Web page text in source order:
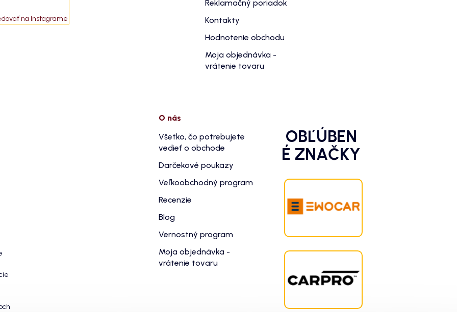
na Instagrame
Reklamačný poriadok
Kontakty
Hodnotenie obchodu
Moja objednávka -
vrátenie tovaru
O nás
Všetko, čo potrebujete
vedieť o obchode
Darčekové poukazy
Veľkoobchodný program
Recenzie
Blog
Vernostný program
Moja objednávka -
vrátenie tovaru
OBĽÚBEN
É ZNAČKY